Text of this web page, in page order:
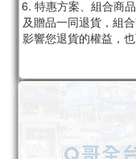
6. 特惠方案、組合商
及贈品一同退貨，組
影響您退貨的權益，